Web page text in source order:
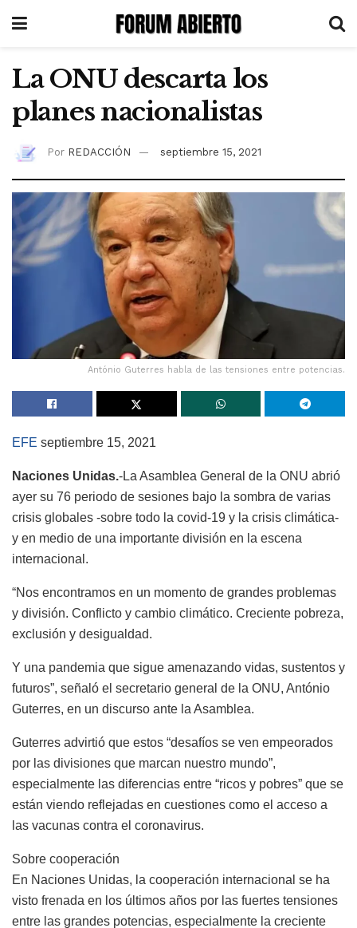
La ONU descarta los
planes nacionalistas
Por REDACCIÓN septiembre 15, 2021
António Guterres habla de las tensiones entre potencias.
EFE septiembre 15, 2021
Naciones Unidas.-La Asamblea General de la ONU abrió
ayer su 76 periodo de sesiones bajo la sombra de varias
crisis globales -sobre todo la covid-19 y la crisis climática-
y en medio de una importante división en la escena
internacional.
“Nos encontramos en un momento de grandes problemas
y división. Conflicto y cambio climático. Creciente pobreza,
exclusión y desigualdad.
Y una pandemia que sigue amenazando vidas, sustentos y
futuros”, señaló el secretario general de la ONU, António
Guterres, en un discurso ante la Asamblea.
Guterres advirtió que estos “desafíos se ven empeorados
por las divisiones que marcan nuestro mundo”,
especialmente las diferencias entre “ricos y pobres” que se
están viendo reflejadas en cuestiones como el acceso a
las vacunas contra el coronavirus.
Sobre cooperación
En Naciones Unidas, la cooperación internacional se ha
visto frenada en los últimos años por las fuertes tensiones
entre las grandes potencias, especialmente la creciente